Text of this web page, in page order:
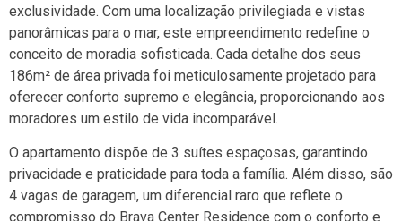
exclusividade. Com uma localização privilegiada e vistas
panorâmicas para o mar, este empreendimento redefine o
conceito de moradia sofisticada. Cada detalhe dos seus
186m² de área privada foi meticulosamente projetado para
oferecer conforto supremo e elegância, proporcionando aos
moradores um estilo de vida incomparável.
O apartamento dispõe de 3 suítes espaçosas, garantindo
privacidade e praticidade para toda a família. Além disso, são
4 vagas de garagem, um diferencial raro que reflete o
compromisso do Brava Center Residence com o conforto e